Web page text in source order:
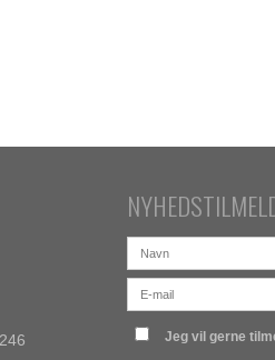
Jeg vil gerne